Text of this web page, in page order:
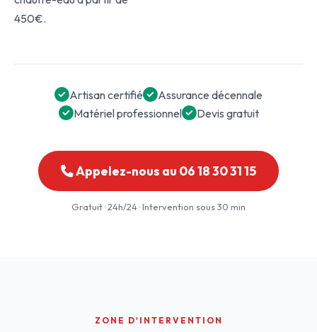
450€.
Artisan certifié
Assurance décennale
Matériel professionnel
Devis gratuit
Appelez-nous au 06 18 30 31 15
Gratuit · 24h/24 · Intervention sous 30 min
ZONE D'INTERVENTION